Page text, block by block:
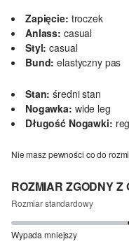
Zapięcie: troczek
Anlass: casual
Styl: casual
Bund: elastyczny pas
Stan: średni stan
Nogawka: wide leg
Długość Nogawki:
Nie masz pewności co do
ROZMIAR ZGODNY Z
Rozmiar standardowy
Wypada mniejszy